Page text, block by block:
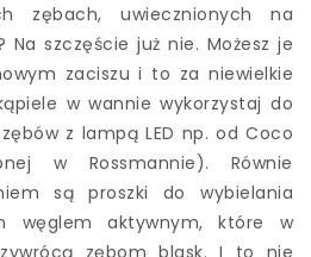
zębach, uwiecznionych na
szczęście już nie. Możesz je
zaciszu i to za niewielkie
w wannie wykorzystaj do
z lampą LED np. od Coco
w Rossmannie). Równie
są proszki do wybielania
węglem aktywnym, które w
zębom blask. I to nie